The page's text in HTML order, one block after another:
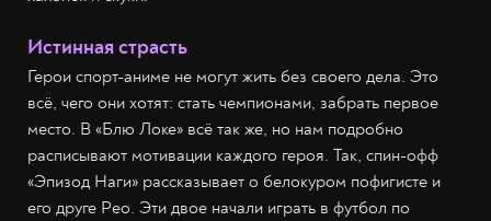
Истинная страсть
Герои спорт-аниме не могут жить без своего дела. Это
всё, чего они хотят: стать чемпионами, забрать первое
место. В «Блю Локе» всё так же, но нам подробно
расписывают мотивации каждого героя. Так, спин-офф
«Эпизод Наги» рассказывает о белокуром пофигисте и
его друге Рео. Эти двое начали играть в футбол по